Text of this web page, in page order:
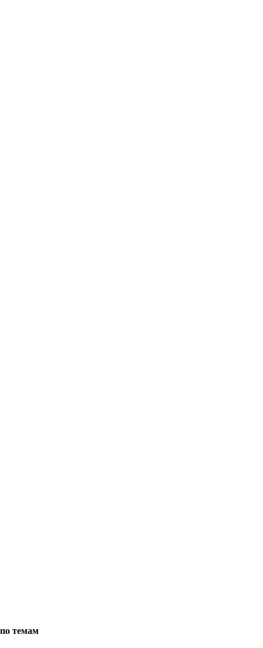
по темам